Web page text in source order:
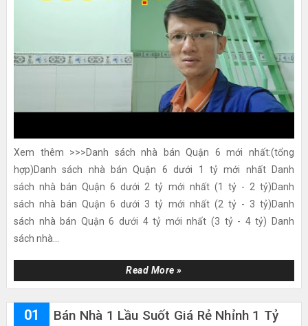
Xem thêm >>>Danh sách nhà bán Quận 6 mới nhất:(tổng
hợp)Danh sách nhà bán Quận 6 dưới 1 tỷ mới nhất Danh
sách nhà bán Quận 6 dưới 2 tỷ mới nhất (1 tỷ - 2 tỷ)Danh
sách nhà bán Quận 6 dưới 3 tỷ mới nhất (2 tỷ - 3 tỷ)Danh
sách nhà bán Quận 6 dưới 4 tỷ mới nhất (3 tỷ - 4 tỷ) Danh
sách nhà...
Read More »
01
Bán Nhà 1 Lầu Suốt Giá Rẻ Nhỉnh 1 Tỷ